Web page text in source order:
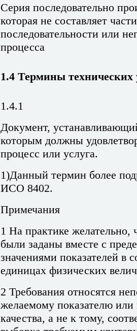
Серия последовательно
которая не составляет
последовательности или
процесса
1.4 Термины технических
1.4.1
Документ,
которым должны
процесс или услуга.
1)Данный термин более
ИСО 8402.
Примечания
1 На практике желательно,
были заданы вместе с
значениями показателей в
единицах физических
2 Требования относятся
желаемому показателю или
качества, а не к тому,